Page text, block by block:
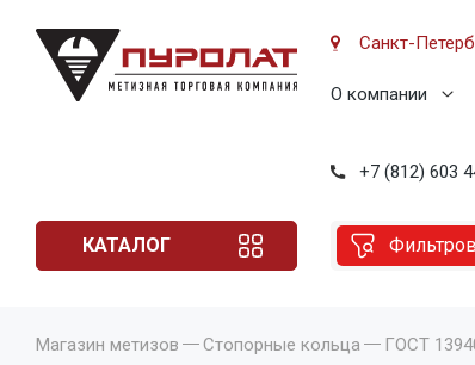
Санкт-
О компании
+7 (812) 603
КАТАЛОГ
Магазин метизов Стопорные кольца ГОСТ